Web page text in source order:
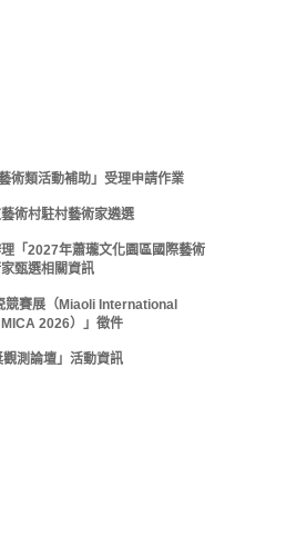
術類活動補助」受理申請作業
術村駐村藝術家遴選
「2027年蕭瓏文化園區國際藝術
甄選相關資訊
競賽展（Miaoli International
2026）」徵件
觀測論壇」活動資訊